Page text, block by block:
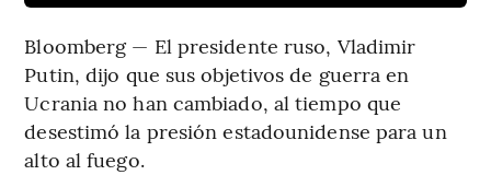
Bloomberg — El presidente ruso, Vladimir
Putin, dijo que sus objetivos de guerra en
Ucrania no han cambiado, al tiempo que
desestimó la presión estadounidense para un
alto al fuego.